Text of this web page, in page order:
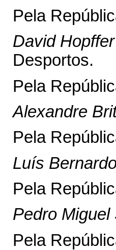
Pela
David
Desportos.
Pela
Alexandre
Pela
Luís
Pela
Pedro Miguel
Pela